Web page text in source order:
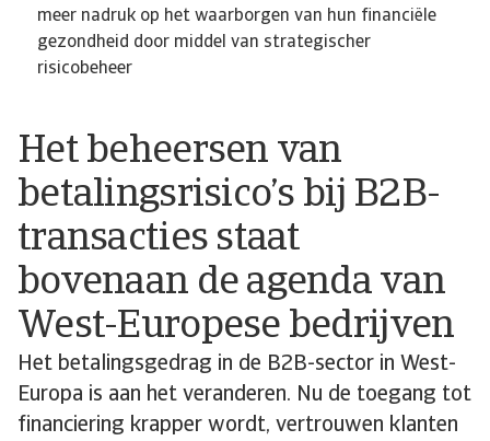
Het beheersen van
betalingsrisico’s bij B2B-
transacties staat
bovenaan de agenda van
West-Europese bedrijven
Het betalingsgedrag in de B2B-sector in West-
Europa is aan het veranderen. Nu de toegang tot
financiering krapper wordt, vertrouwen klanten
meer nadruk op het waarborgen van hun financiële
gezondheid door middel van strategischer
risicobeheer